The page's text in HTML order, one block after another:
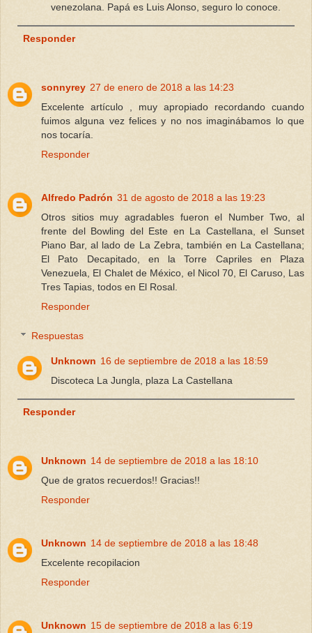
venezolana. Papá es Luis Alonso, seguro lo conoce.
Responder
sonnyrey 27 de enero de 2018 a las 14:23
Excelente artículo , muy apropiado recordando cuando
fuimos alguna vez felices y no nos imaginábamos lo que
nos tocaría.
Responder
Alfredo Padrón 31 de agosto de 2018 a las 19:23
Otros sitios muy agradables fueron el Number Two, al
frente del Bowling del Este en La Castellana, el Sunset
Piano Bar, al lado de La Zebra, también en La Castellana;
El Pato Decapitado, en la Torre Capriles en Plaza
Venezuela, El Chalet de México, el Nicol 70, El Caruso, Las
Tres Tapias, todos en El Rosal.
Responder
Respuestas
Unknown 16 de septiembre de 2018 a las 18:59
Discoteca La Jungla, plaza La Castellana
Responder
Unknown 14 de septiembre de 2018 a las 18:10
Que de gratos recuerdos!! Gracias!!
Responder
Unknown 14 de septiembre de 2018 a las 18:48
Excelente recopilacion
Responder
Unknown 15 de septiembre de 2018 a las 6:19